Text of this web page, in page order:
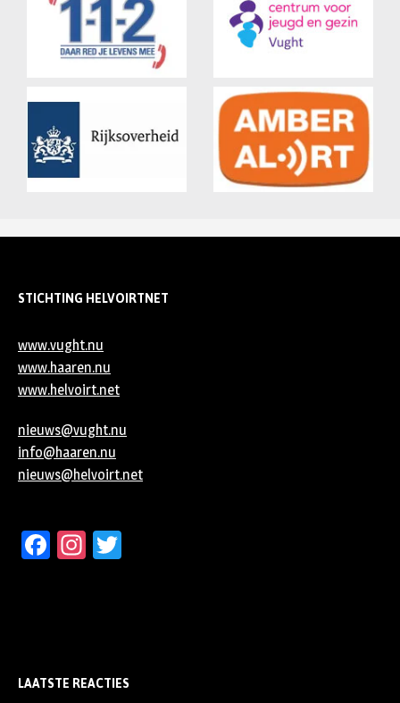
STICHTING HELVOIRTNET
www.vught.nu
www.haaren.nu
www.helvoirt.net
nieuws@vught.nu
info@haaren.nu
nieuws@helvoirt.net
Facebook
Instagram
LAATSTE REACTIES